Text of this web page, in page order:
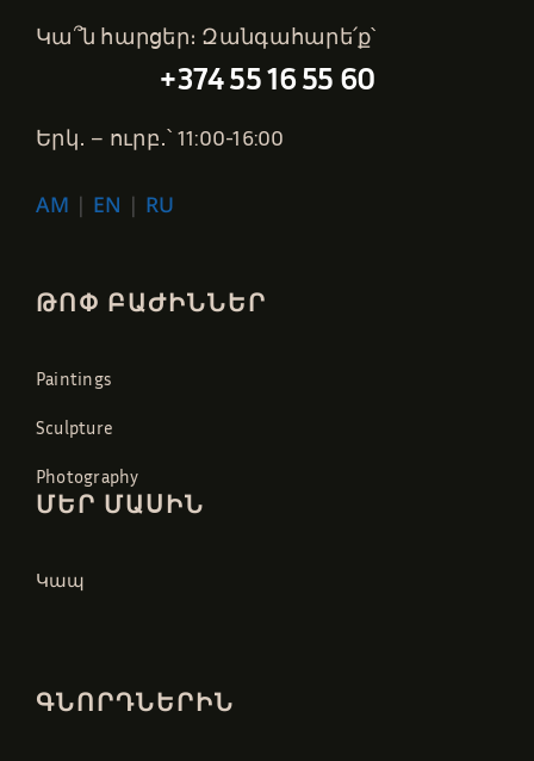
Կա՞ն հարցեր։ Զանգահարե՛ք՝
+374 55 16 55 60
Երկ․ – ուրբ․՝ 11:00-16:00
AM | EN | RU
ԹՈՓ ԲԱԺԻՆՆԵՐ
Paintings
Sculpture
Photography
ՄԵՐ ՄԱՍԻՆ
Կապ
ԳՆՈՐԴՆԵՐԻՆ